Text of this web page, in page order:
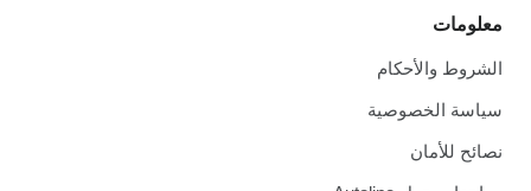
معلومات
الشروط والأحكام
سياسة الخصوصية
نصائح للأمان